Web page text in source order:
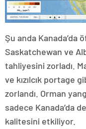
Şu anda Kanada’da
Saskatchewan ve
tahliyesini zorladı.
ve kızılcık portage
zorlandı. Orman
sadece Kanada’da
kalitesini etkiliyor.